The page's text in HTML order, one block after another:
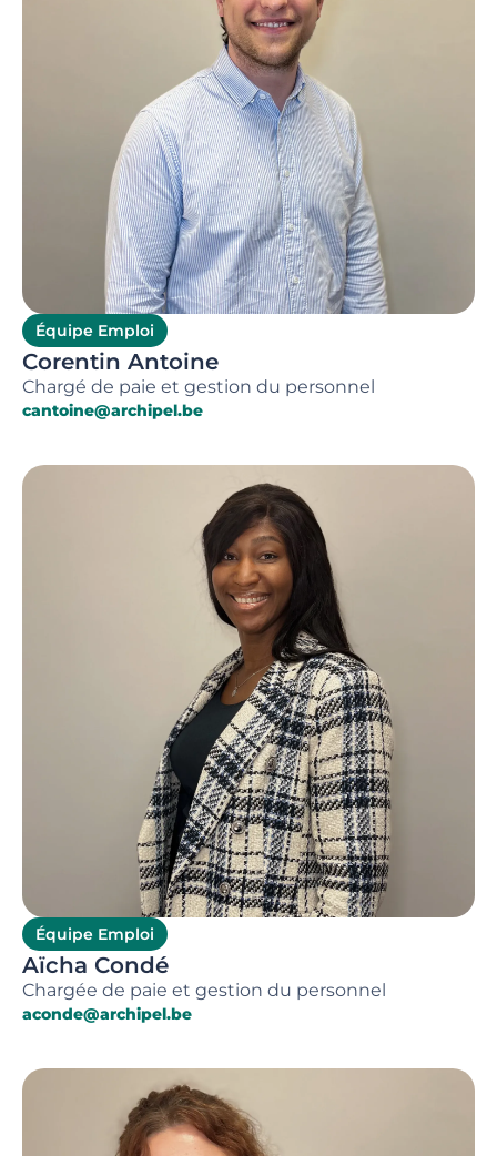
Équipe Emploi
Corentin Antoine
Chargé de paie et gestion du personnel
cantoine@archipel.be
Équipe Emploi
Aïcha Condé
Chargée de paie et gestion du personnel
aconde@archipel.be